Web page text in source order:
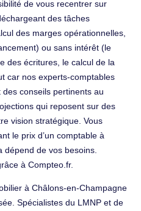
de vous recentrer sur
des tâches
des marges opérationnelles,
ou sans intérêt (le
des écritures, le calcul de la
car nos experts-comptables
conseils pertinents au
qui reposent sur des
vision stratégique. Vous
le prix d’un comptable à
de vos besoins.
à Compteo.fr.
à Châlons-en-Champagne
Spécialistes du LMNP et de